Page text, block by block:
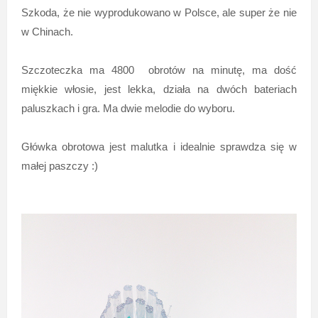
Szkoda, że nie wyprodukowano w Polsce, ale super że nie
w Chinach.
Szczoteczka ma 4800 obrotów na minutę, ma dość
miękkie włosie, jest lekka, działa na dwóch bateriach
paluszkach i gra. Ma dwie melodie do wyboru.
Główka obrotowa jest malutka i idealnie sprawdza się w
małej paszczy :)